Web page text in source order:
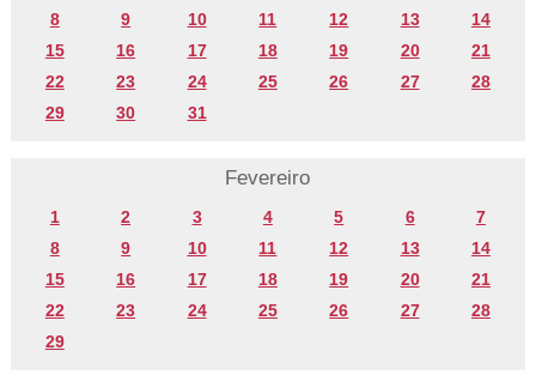
8
9 10 11 12 13
14
15
16 17 18 19 20
21
22
23 24 25 26 27
28
29
30 31
Fevereiro
1 2 3 4 5 6
7
8
9 10 11 12 13
14
15
16 17 18 19 20
21
22
23 24 25 26 27
28
29